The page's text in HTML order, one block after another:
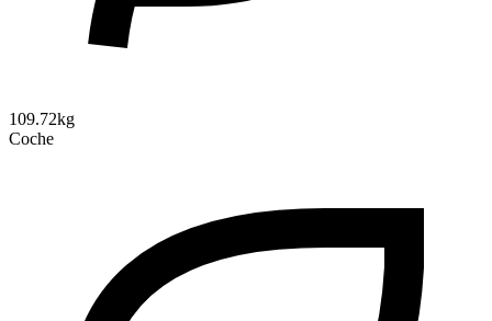
109.72kg
Coche